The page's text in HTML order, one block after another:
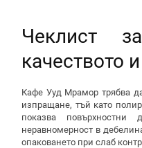
Чеклист
качеството
Кафе Ууд Мрамор трябва
изпращане, тъй като
показва повърхностни
неравномерност в
опаковането при слаб